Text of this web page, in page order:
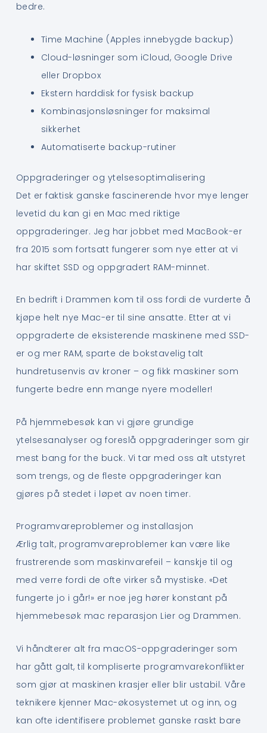
bedre.
Time Machine (Apples innebygde backup)
Cloud-løsninger som iCloud, Google Drive
eller Dropbox
Ekstern harddisk for fysisk backup
Kombinasjonsløsninger for maksimal
sikkerhet
Automatiserte backup-rutiner
Oppgraderinger og ytelsesoptimalisering
Det er faktisk ganske fascinerende hvor mye lenger
levetid du kan gi en Mac med riktige
oppgraderinger. Jeg har jobbet med MacBook-er
fra 2015 som fortsatt fungerer som nye etter at vi
har skiftet SSD og oppgradert RAM-minnet.
En bedrift i Drammen kom til oss fordi de vurderte å
kjøpe helt nye Mac-er til sine ansatte. Etter at vi
oppgraderte de eksisterende maskinene med SSD-
er og mer RAM, sparte de bokstavelig talt
hundretusenvis av kroner – og fikk maskiner som
fungerte bedre enn mange nyere modeller!
På hjemmebesøk kan vi gjøre grundige
ytelsesanalyser og foreslå oppgraderinger som gir
mest bang for the buck. Vi tar med oss alt utstyret
som trengs, og de fleste oppgraderinger kan
gjøres på stedet i løpet av noen timer.
Programvareproblemer og installasjon
Ærlig talt, programvareproblemer kan være like
frustrerende som maskinvarefeil – kanskje til og
med verre fordi de ofte virker så mystiske. «Det
fungerte jo i går!» er noe jeg hører konstant på
hjemmebesøk mac reparasjon Lier og Drammen.
Vi håndterer alt fra macOS-oppgraderinger som
har gått galt, til kompliserte programvarekonflikter
som gjør at maskinen krasjer eller blir ustabil. Våre
teknikere kjenner Mac-økosystemet ut og inn, og
kan ofte identifisere problemet ganske raskt bare